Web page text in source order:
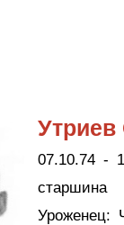
Утриев
07.10.74 -
старшина
Уроженец: